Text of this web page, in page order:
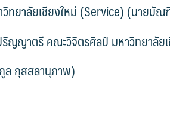
ยาลัยเชียงใหม่ (Service) (นายบัณ
ญญาตรี คณะวิจิตรศิลป์ มหาวิทยาลั
ล กุสสลานุภาพ)